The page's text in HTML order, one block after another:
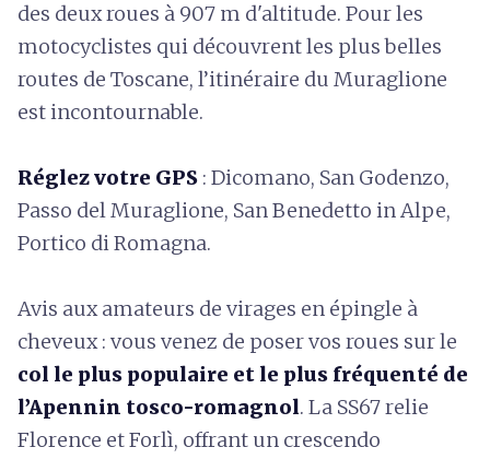
des deux roues à 907 m d'altitude. Pour les
motocyclistes qui découvrent les plus belles
routes de Toscane, l’itinéraire du Muraglione
est incontournable.
Réglez votre GPS : Dicomano, San Godenzo,
Passo del Muraglione, San Benedetto in Alpe,
Portico di Romagna.
Avis aux amateurs de virages en épingle à
cheveux : vous venez de poser vos roues sur le
col le plus populaire et le plus fréquenté de
l’Apennin tosco-romagnol. La SS67 relie
Florence et Forlì, offrant un crescendo